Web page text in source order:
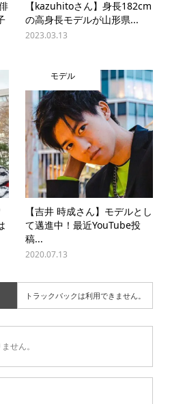
【kazuhitoさん】身長182cm
の高身長モデルが山形県...
2023.03.13
モデル
【吉井 時成さん】モデルとし
て邁進中！最近YouTube投
稿...
2020.07.13
トラックバックは利用できません。
せん。